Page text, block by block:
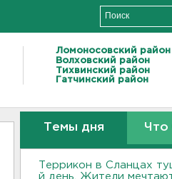
Ломоносовский район
Волховский район
Тихвинский район
Гатчинский район
Темы дня Что
Террикон в Сланцах
й день. Жители